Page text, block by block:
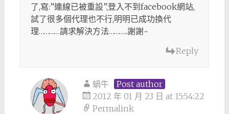
了,寫:”連線已被重設”,登入不到facebook網站,
試了很多個代理也不行,明明已成功換代
理…………請求解決方法………..謝謝~
Reply
蝸牛
Post author
2012 年 01 月 23 日 at 15:54:22
Permalink